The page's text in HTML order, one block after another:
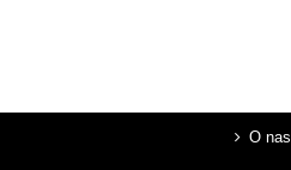
O nas